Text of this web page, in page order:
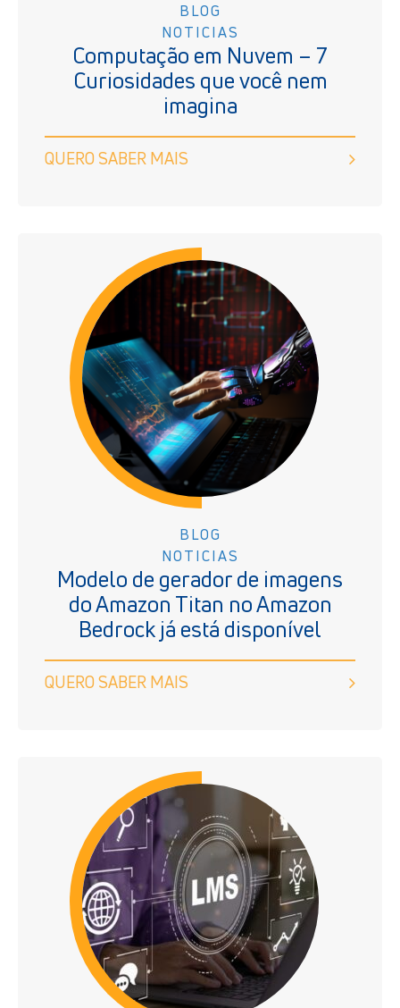
BLOG
NOTICIAS
Computação em Nuvem – 7
Curiosidades que você nem
imagina
QUERO SABER MAIS
BLOG
NOTICIAS
Modelo de gerador de imagens
do Amazon Titan no Amazon
Bedrock já está disponível
QUERO SABER MAIS